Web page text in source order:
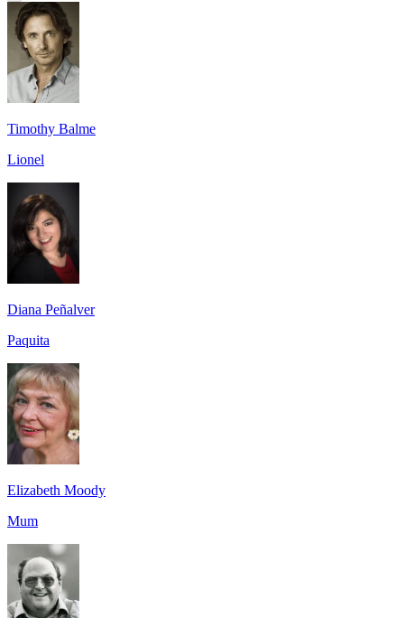
Timothy Balme
Lionel
Diana Peñalver
Paquita
Elizabeth Moody
Mum